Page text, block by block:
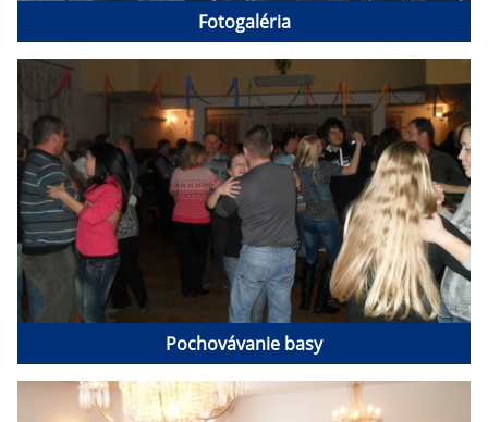
Fotogaléria
Pochovávanie basy